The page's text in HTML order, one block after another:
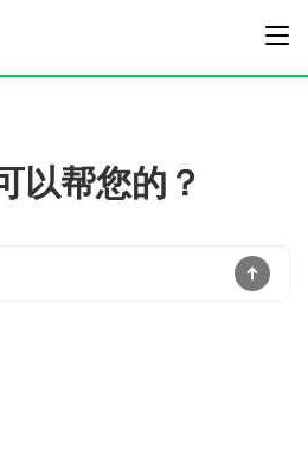
以帮您的？